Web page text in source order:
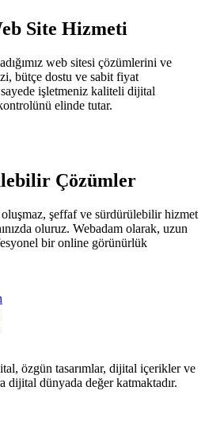
Site Hizmeti
web sitesi çözümlerini ve
bütçe dostu ve sabit fiyat
işletmeniz kaliteli dijital
elinde tutar.
Çözümler
şeffaf ve sürdürülebilir hizmet
oluruz. Webadam olarak, uzun
bir online görünürlük
özgün tasarımlar, dijital içerikler ve
dijital dünyada değer katmaktadır.